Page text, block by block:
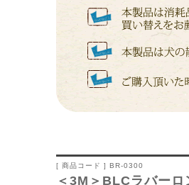
[ 商品コード ] BR-0300
＜3M＞BLCラバーロ